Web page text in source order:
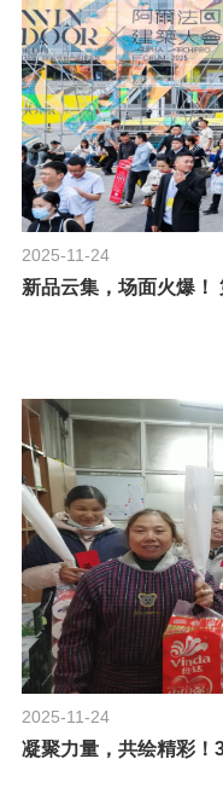
2025-11-24
2025-11-24
凝聚力量，共绘精彩！